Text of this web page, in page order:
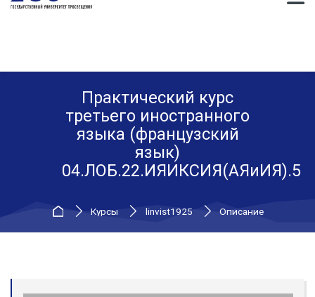
Практический курс
третьего иностранного
языка (французский
язык)
04.ЛОБ.22.ИЯИКСИЯ(АЯиИЯ).5
В начало
Курсы linvist1925 Описание